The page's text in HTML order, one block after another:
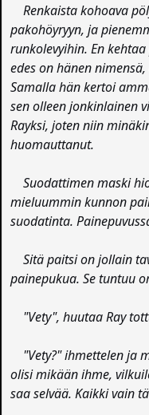
Renkaista kohoava
pakohöyryyn, ja
runkolevyihin. En
edes on hänen
Samalla hän kertoi
sen olleen jonkinlainen
Rayksi, joten niin
huomauttanut.
Suodattimen maski
mieluummin kunnon
suodatinta.
Sitä paitsi on jollain
painepukua. Se tuntuu
"Vety", huutaa Ray
"Vety?" ihmettelen ja
olisi mikään ihme,
saa selvää. Kaikki vain